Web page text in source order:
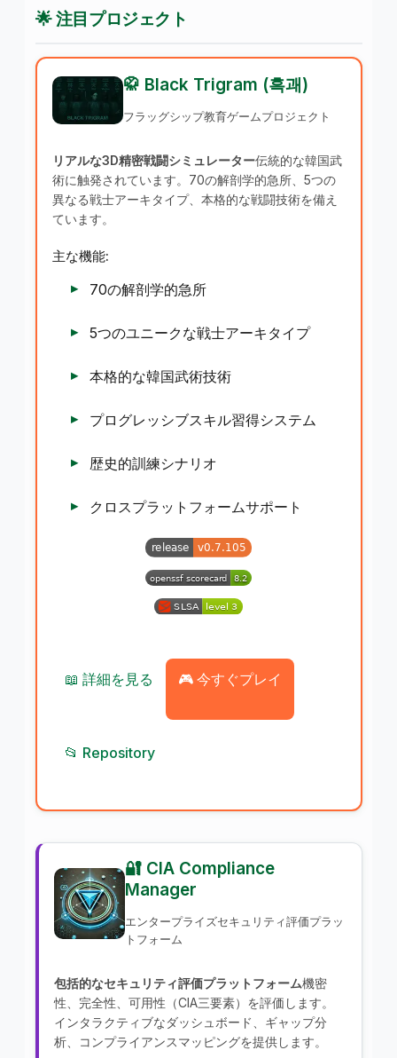
🌟 注目プロジェクト
🥋 Black Trigram (흑괘)
フラッグシップ教育ゲームプロジェクト
リアルな3D精密戦闘シミュレーター伝統的な韓国武
術に触発されています。70の解剖学的急所、5つの
異なる戦士アーキタイプ、本格的な戦闘技術を備え
ています。
主な機能:
70の解剖学的急所
5つのユニークな戦士アーキタイプ
本格的な韓国武術技術
プログレッシブスキル習得システム
歴史的訓練シナリオ
クロスプラットフォームサポート
📖 詳細を見る 🎮 今すぐプレイ
📂 Repository
🔐 CIA Compliance
Manager
エンタープライズセキュリティ評価プラッ
トフォーム
包括的なセキュリティ評価プラットフォーム機密
性、完全性、可用性（CIA三要素）を評価します。
インタラクティブなダッシュボード、ギャップ分
析、コンプライアンスマッピングを提供します。